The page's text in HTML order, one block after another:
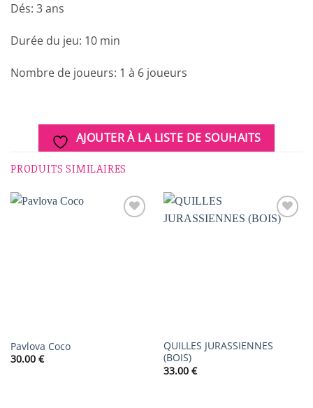
Dés: 3 ans
Durée du jeu: 10 min
Nombre de joueurs: 1 à 6 joueurs
AJOUTER À LA LISTE DE SOUHAITS
PRODUITS SIMILAIRES
Pavlova Coco
30.00 €
QUILLES JURASSIENNES
(BOIS)
33.00 €